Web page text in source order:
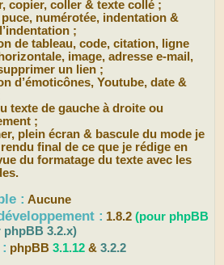
copier, coller & texte collé ;
puce, numérotée, indentation &
;
de tableau, code, citation, ligne
image, adresse e-mail,
un lien ;
d’émoticônes, Youtube, date &
texte de gauche à droite ou
;
plein écran & bascule du mode je
final de ce que je rédige en
du formatage du texte avec les
: Aucune
: 1.8.2(pour phpBB
phpBB 3.2.x)
phpBB3.1.12 &3.2.2